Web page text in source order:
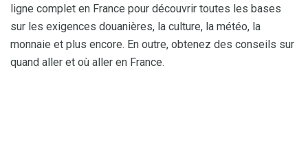
ligne complet en France pour découvrir toutes les bases
sur les exigences douanières, la culture, la météo, la
monnaie et plus encore. En outre, obtenez des conseils sur
quand aller et où aller en France.